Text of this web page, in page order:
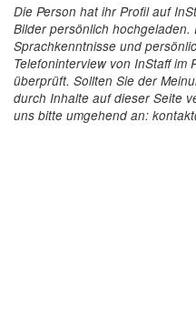
Die Person hat ihr Profil auf
Bilder persönlich
Sprachkenntnisse und
Telefoninterview von InStaff im
überprüft. Sollten Sie der
durch Inhalte auf dieser Seite
uns bitte umgehend an: